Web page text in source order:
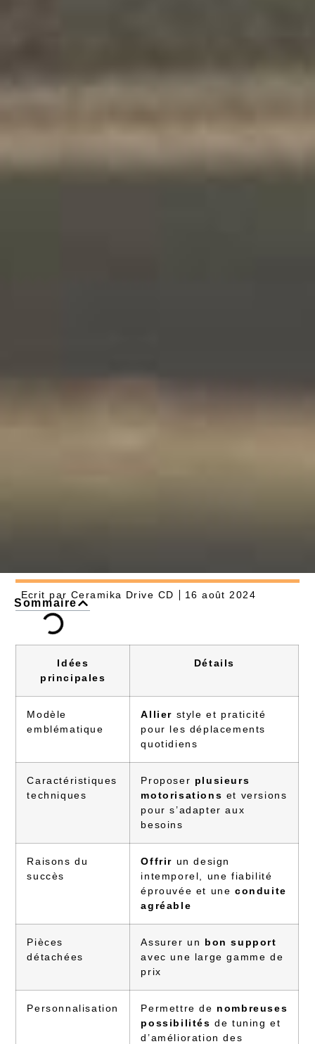
Ecrit par Ceramika Drive CD 16 août 2024
Sommaire
Idées
principales
Détails
Modèle
emblématique
Allier style et praticité
pour les déplacements
quotidiens
Caractéristiques
techniques
Proposer plusieurs
motorisations et versions
pour s’adapter aux
besoins
Raisons du
succès
Offrir un design
intemporel, une fiabilité
éprouvée et uneconduite
agréable
Pièces
détachées
Assurer un bon support
avec une large gamme de
prix
Personnalisation Permettre de nombreuses
possibilités de tuning et
d’amélioration des